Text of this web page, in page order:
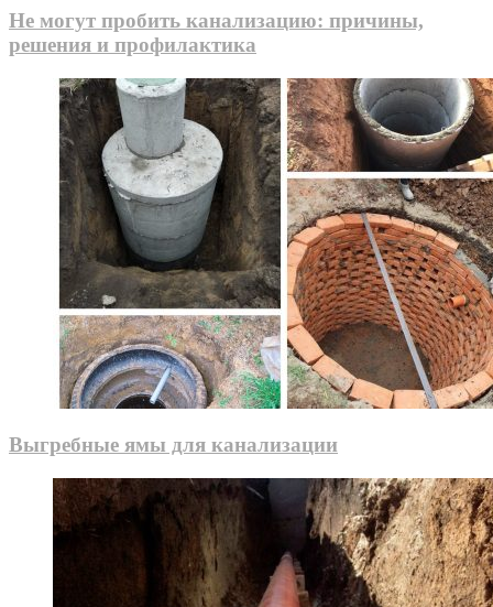
Не могут пробить канализацию: причины,
решения и профилактика
Выгребные ямы для канализации